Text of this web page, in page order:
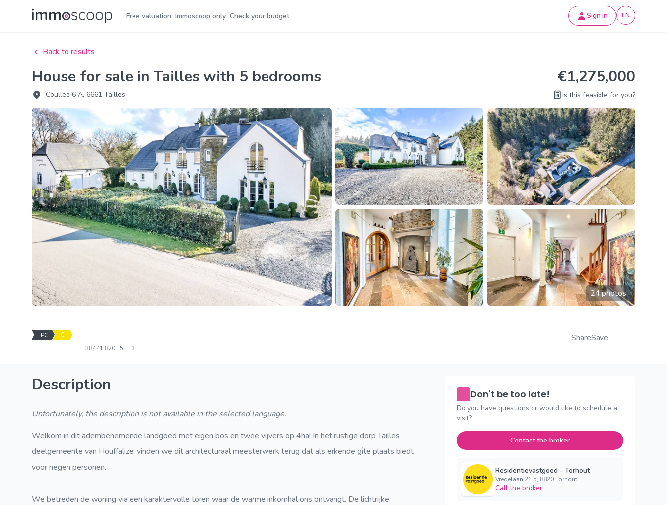
Free valuation Immoscoop only Check your budget Sign in EN
Back to results
House for sale in Tailles with 5 bedrooms
Coullee 6 A, 6661 Tailles
€1,275,000
Is this feasible for you?
24 photos
EPC C
38441.820 5 3
ShareSave
Description
Unfortunately, the description is not available in the selected language.
Welkom in dit adembenemende landgoed met eigen bos en twee vijvers op 4ha! In het rustige dorp Tailles,
deelgemeente van Houffalize, vinden we dit architecturaal meesterwerk terug dat als erkende gîte plaats biedt
voor negen personen.
We betreden de woning via een karaktervolle toren waar de warme inkomhal ons ontvangt. De lichtrijke
Don't be too late!
Do you have questions or would like to schedule a
visit?
Contact the broker
Residentievastgoed - Torhout
Vredelaan 21 b, 8820 Torhout
Call the broker